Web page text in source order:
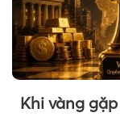
Khi vàng